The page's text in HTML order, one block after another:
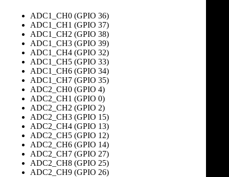
ADC1_CH0 (GPIO 36)
ADC1_CH1 (GPIO 37)
ADC1_CH2 (GPIO 38)
ADC1_CH3 (GPIO 39)
ADC1_CH4 (GPIO 32)
ADC1_CH5 (GPIO 33)
ADC1_CH6 (GPIO 34)
ADC1_CH7 (GPIO 35)
ADC2_CH0 (GPIO 4)
ADC2_CH1 (GPIO 0)
ADC2_CH2 (GPIO 2)
ADC2_CH3 (GPIO 15)
ADC2_CH4 (GPIO 13)
ADC2_CH5 (GPIO 12)
ADC2_CH6 (GPIO 14)
ADC2_CH7 (GPIO 27)
ADC2_CH8 (GPIO 25)
ADC2_CH9 (GPIO 26)